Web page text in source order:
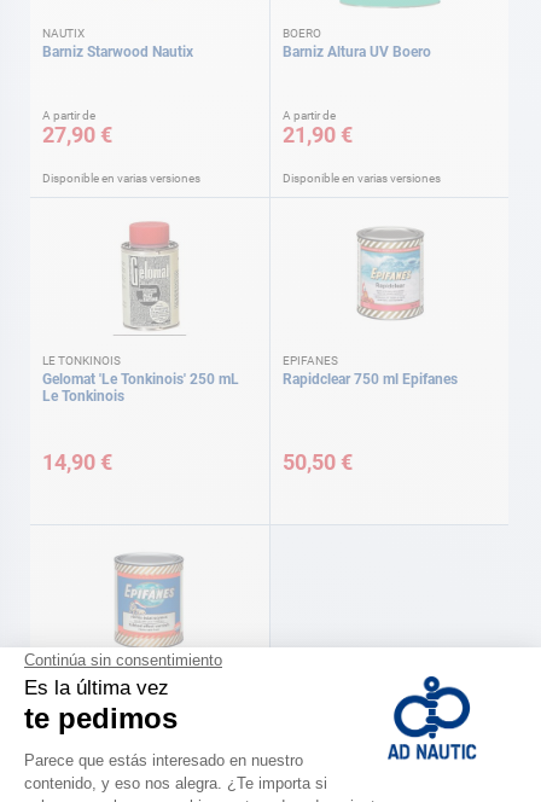
NAUTIX
Barniz Starwood Nautix
A partir de
27,90 €
Disponible en varias versiones
BOERO
Barniz Altura UV Boero
A partir de
21,90 €
Disponible en varias versiones
LE TONKINOIS
Gelomat 'Le Tonkinois' 250 mL
Le Tonkinois
14,90 €
EPIFANES
Rapidclear 750 ml Epifanes
50,50 €
EPIFANES
Barniz satinado 1 litro Epifanes
68,90 €